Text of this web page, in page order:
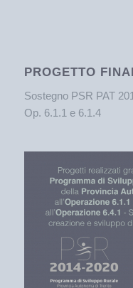
PROGETTO
Sostegno PSR PAT
Op. 6.1.1 e 6.1.4